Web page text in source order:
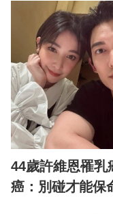
44歲許維恩罹乳
癌：別碰才能保